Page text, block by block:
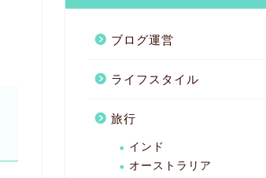
ブログ運営
ライフスタイル
旅行
インド
オーストラリア